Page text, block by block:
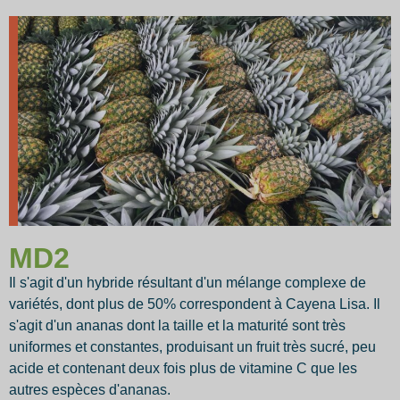
MD2
Il s'agit d'un hybride résultant d'un mélange complexe de
variétés, dont plus de 50% correspondent à Cayena Lisa. Il
s'agit d'un ananas dont la taille et la maturité sont très
uniformes et constantes, produisant un fruit très sucré, peu
acide et contenant deux fois plus de vitamine C que les
autres espèces d'ananas.